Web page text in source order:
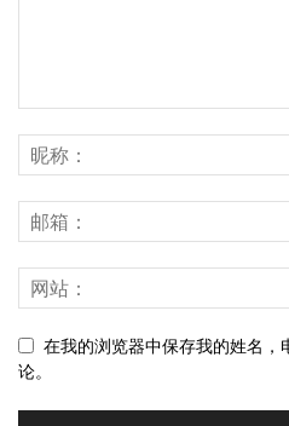
在我的浏览器中保存我的姓名，
论。